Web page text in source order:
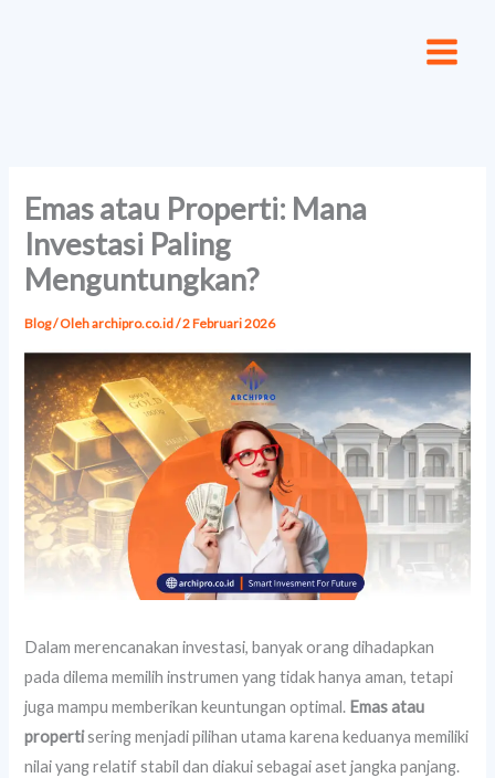
Emas atau Properti: Mana
Investasi Paling
Menguntungkan?
Blog/ Oleharchipro.co.id/2 Februari 2026
Dalam merencanakan investasi, banyak orang dihadapkan
pada dilema memilih instrumen yang tidak hanya aman, tetapi
juga mampu memberikan keuntungan optimal. Emas atau
propertisering menjadi pilihan utama karena keduanya memiliki
nilai yang relatif stabil dan diakui sebagai aset jangka panjang.